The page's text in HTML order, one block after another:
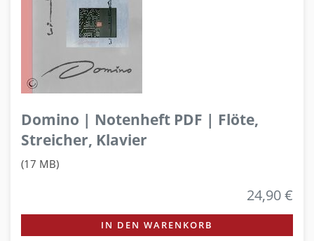
Domino | Notenheft PDF | Flöte,
Streicher, Klavier
(17 MB)
24,90 €
IN DEN WARENKORB